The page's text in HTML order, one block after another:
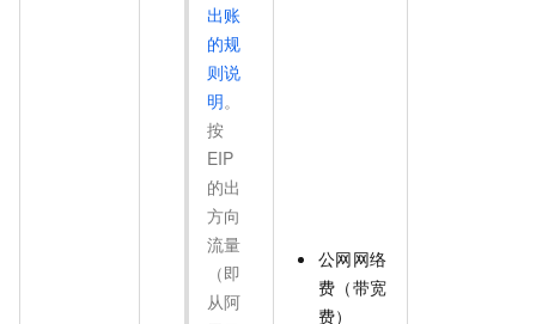
出账
的规
则说
明。
按
EIP
的出
方向
流量
（即
从阿
公网网络
费（带宽
费）